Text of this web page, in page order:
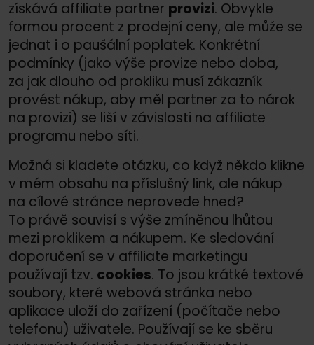
získává affiliate partner provizi. Obvykle
formou procent z prodejní ceny, ale může se
jednat i o paušální poplatek. Konkrétní
podmínky (jako výše provize nebo doba,
za jak dlouho od prokliku musí zákazník
provést nákup, aby měl partner za to nárok
na provizi) se liší v závislosti na affiliate
programu nebo síti.
Možná si kladete otázku, co když někdo klikne
v mém obsahu na příslušný link, ale nákup
na cílové stránce neprovede hned?
To právě souvisí s výše zmíněnou lhůtou
mezi proklikem a nákupem. Ke sledování
doporučení se v affiliate marketingu
používají tzv. cookies. To jsou krátké textové
soubory, které webová stránka nebo
aplikace uloží do zařízení (počítače nebo
telefonu) uživatele. Používají se ke sběru